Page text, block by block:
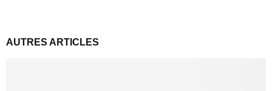
AUTRES ARTICLES